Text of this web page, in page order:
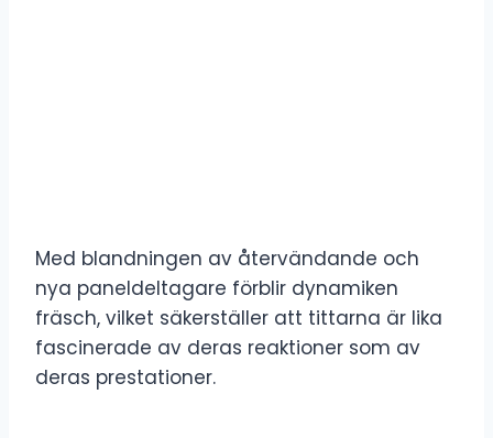
Med blandningen av återvändande och
nya paneldeltagare förblir dynamiken
fräsch, vilket säkerställer att tittarna är lika
fascinerade av deras reaktioner som av
deras prestationer.